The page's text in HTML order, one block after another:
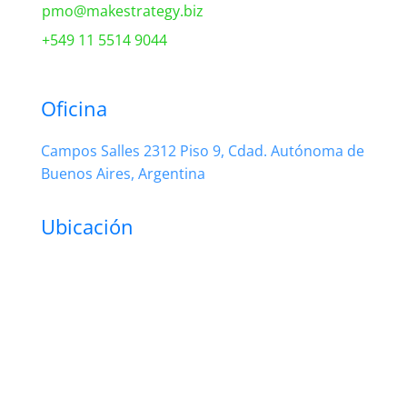
pmo@makestrategy.biz
+549 11 5514 9044
Oficina
Campos Salles 2312 Piso 9, Cdad. Autónoma de
Buenos Aires, Argentina
Ubicación